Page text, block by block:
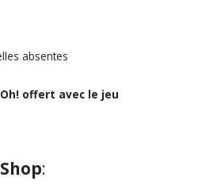
absentes
offert avec le jeu
: